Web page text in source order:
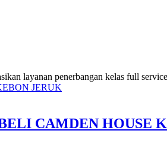
layanan penerbangan kelas full
CAMDEN HOUSE